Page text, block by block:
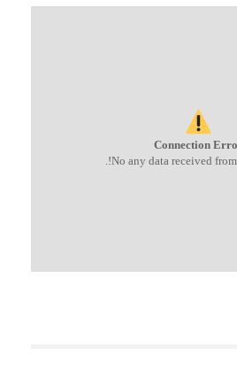
Connection
No any data received from